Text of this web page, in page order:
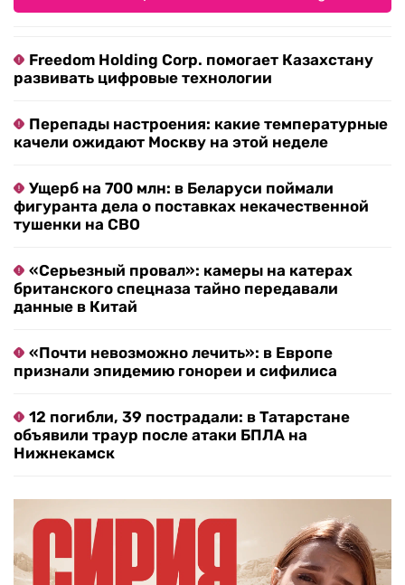
Freedom Holding Corp. помогает Казахстану
развивать цифровые технологии
Перепады настроения: какие температурные
качели ожидают Москву на этой неделе
Ущерб на 700 млн: в Беларуси поймали
фигуранта дела о поставках некачественной
тушенки на СВО
«Серьезный провал»: камеры на катерах
британского спецназа тайно передавали
данные в Китай
«Почти невозможно лечить»: в Европе
признали эпидемию гонореи и сифилиса
12 погибли, 39 пострадали: в Татарстане
объявили траур после атаки БПЛА на
Нижнекамск